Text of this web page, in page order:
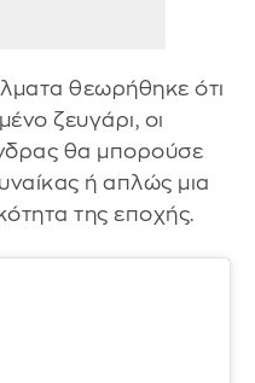
θεωρήθηκε ότι
ζευγάρι, οι
θα μπορούσε
ή απλώς μια
της εποχής.